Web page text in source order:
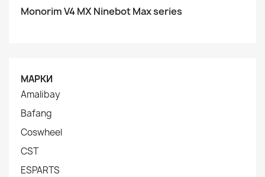
Monorim V4 MX Ninebot Max series
МАРКИ
Amalibay
Bafang
Coswheel
CST
ESPARTS